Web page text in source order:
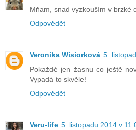
Mňam, snad vyzkouším v brzké
Odpovědět
Veronika Wisiorková 5.
Pokaždé jen žasnu co ještě
Vypadá to skvěle!
Odpovědět
Veru-life 5. listopadu 2014 v